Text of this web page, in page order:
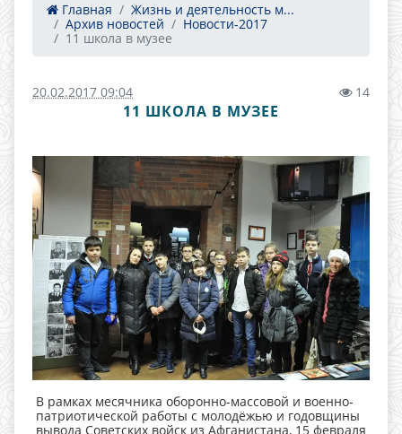
Главная
Жизнь и деятельность м...
Архив новостей
Новости-2017
11 школа в музее
20.02.2017 09:04 14
11 ШКОЛА В МУЗЕЕ
В рамках месячника оборонно-массовой и военно-
патриотической работы с молодёжью и годовщины
вывода Советских войск из Афганистана, 15 февраля